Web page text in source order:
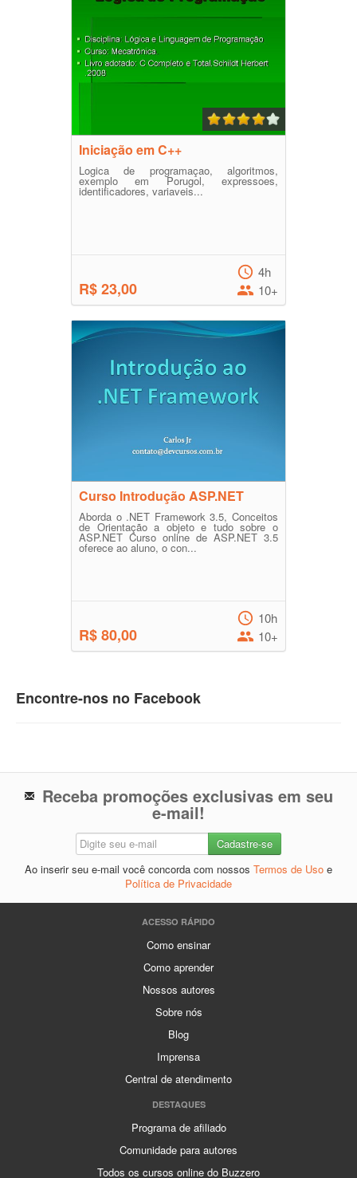
Iniciação em C++
Logica de programaçao, algoritmos,
exemplo em Porugol, expressoes,
identificadores, variaveis...
R$ 23,00
4h
10+
Curso Introdução ASP.NET
Aborda o .NET Framework 3.5, Conceitos
de Orientação a objeto e tudo sobre o
ASP.NET Curso online de ASP.NET 3.5
oferece ao aluno, o con...
R$ 80,00
10h
10+
Encontre-nos no Facebook
Receba promoções exclusivas em seu
e-mail!
Ao inserir seu e-mail você concorda com nossos Termos de Uso e
Política de Privacidade
ACESSO RÁPIDO
Como ensinar
Como aprender
Nossos autores
Sobre nós
Blog
Imprensa
Central de atendimento
DESTAQUES
Programa de afiliado
Comunidade para autores
Todos os cursos online do Buzzero